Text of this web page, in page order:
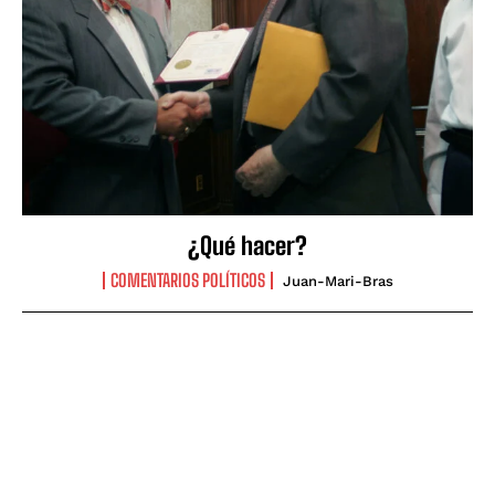
¿Qué hacer?
COMENTARIOS POLÍTICOS Juan-Mari-Bras